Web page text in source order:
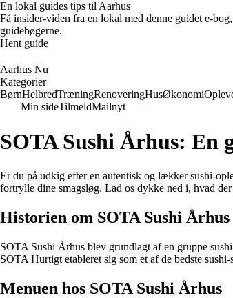
En lokal guides tips til Aarhus
Få insider-viden fra en lokal med denne guidet e-
guidebøgerne.
Hent guide
Aarhus Nu
Kategorier
BørnHelbredTræningRenoveringHusØkonomi
Min sideTilmeldMailnyt
SOTA Sushi Århus: En
Er du på udkig efter en autentisk og lækker sushi-
fortrylle dine smagsløg. Lad os dykke ned i, hvad der
Historien om SOTA Sushi Århus
SOTA Sushi Århus blev grundlagt af en gruppe
SOTA Hurtigt etableret sig som et af de bedste
Menuen hos SOTA Sushi Århus